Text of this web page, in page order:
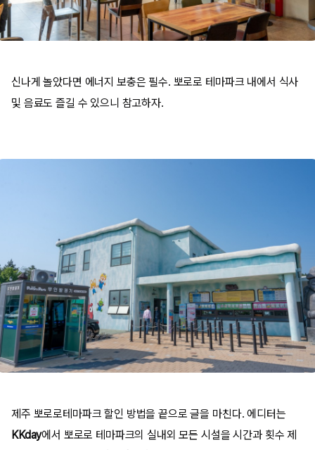
신나게 놀았다면 에너지 보충은 필수. 뽀로로 테마파크 내에서 식사
및 음료도 즐길 수 있으니 참고하자.
제주 뽀로로테마파크 할인 방법을 끝으로 글을 마친다. 에디터는
KKday에서 뽀로로 테마파크의 실내외 모든 시설을 시간과 횟수 제